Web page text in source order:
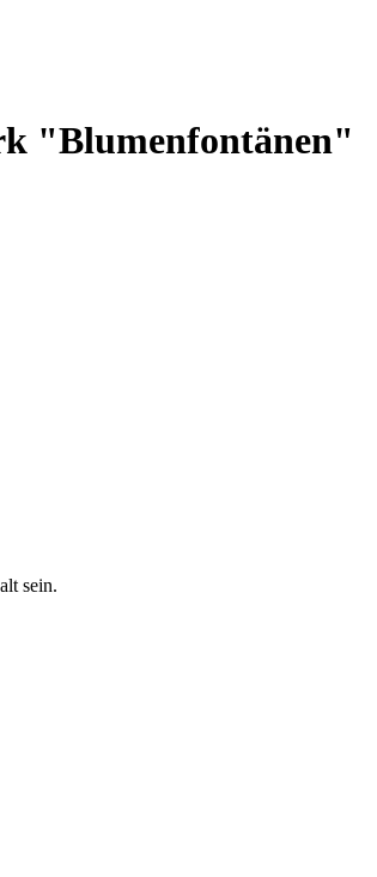
"Blumenfontänen"
sein.